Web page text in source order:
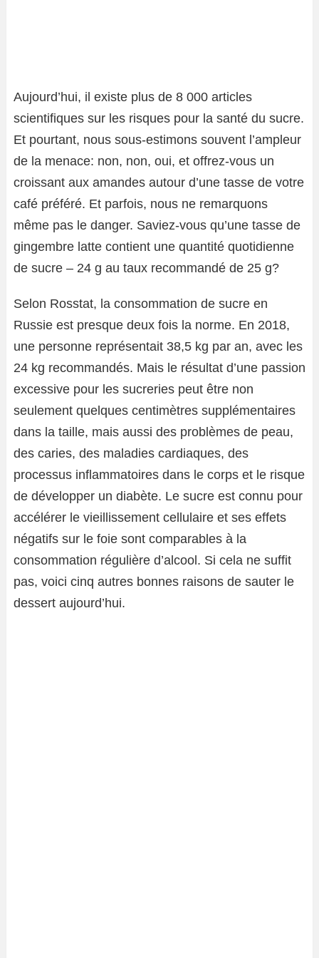
Aujourd’hui, il existe plus de 8 000 articles
scientifiques sur les risques pour la santé du sucre.
Et pourtant, nous sous-estimons souvent l’ampleur
de la menace: non, non, oui, et offrez-vous un
croissant aux amandes autour d’une tasse de votre
café préféré. Et parfois, nous ne remarquons
même pas le danger. Saviez-vous qu’une tasse de
gingembre latte contient une quantité quotidienne
de sucre – 24 g au taux recommandé de 25 g?
Selon Rosstat, la consommation de sucre en
Russie est presque deux fois la norme. En 2018,
une personne représentait 38,5 kg par an, avec les
24 kg recommandés. Mais le résultat d’une passion
excessive pour les sucreries peut être non
seulement quelques centimètres supplémentaires
dans la taille, mais aussi des problèmes de peau,
des caries, des maladies cardiaques, des
processus inflammatoires dans le corps et le risque
de développer un diabète. Le sucre est connu pour
accélérer le vieillissement cellulaire et ses effets
négatifs sur le foie sont comparables à la
consommation régulière d’alcool. Si cela ne suffit
pas, voici cinq autres bonnes raisons de sauter le
dessert aujourd’hui.